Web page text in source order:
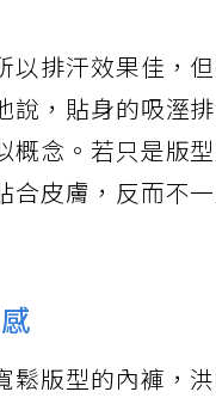
以排汗效果佳，
，貼身的吸溼
概念。若只是版
皮膚，反而不